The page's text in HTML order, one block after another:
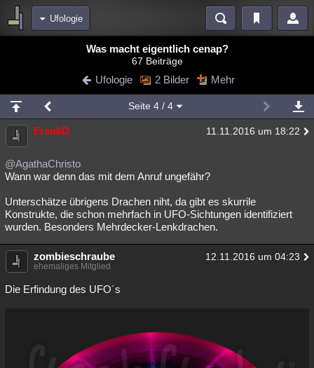
Ufologie
Blogs
Chat Wiki Neuigkeiten
meine Rubriken
Menschen Mystery Kriminalfälle
Spiritualität Verschwörungen
weitere Rubriken
Philosophie Träume Orte Esoterik
Astronomie Helpdesk Gaming Filme
Musik Clash Verbesserungen
Alle
Schlüsselwörter
Was macht eigentlich cenap?
67 Beiträge
Ufologie 2 Bilder Mehr
Seite 4/ 4
FrankD 11.11.2016 um 18:22
@AgathaChristo
Wann war denn das mit dem Anruf ungefähr?
Unterschätze übrigens Drachen niht, da gibt es skurrile
Konstrukte, die schon mehrfach in UFO-Sichtungen identifiziert
wurden. Besonders Mehrdecker-Lenkdrachen.
zombieschraube 12.11.2016 um 04:23
ehemaliges Mitglied
Die Erfindung des UFO´s